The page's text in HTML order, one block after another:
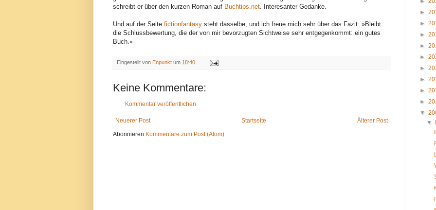
schreibt er über den kurzen Roman auf Buchtips.net. Interesanter Gedanke.
Und auf der Seite fictionfantasy steht dasselbe, und ich freue mich sehr über das Fazit: »Bleibt
die Schlussbewertung, die der von mir bevorzugten Sichtweise sehr entgegenkommt: ein gutes
Buch.«
Eingestellt von Enpunkt um 18:40
Keine Kommentare:
Kommentar veröffentlichen
Neuerer Post Älterer Post
Startseite
Abonnieren Kommentare zum Post (Atom)
►
►
►
►
►
►
►
►
►
▼
▼